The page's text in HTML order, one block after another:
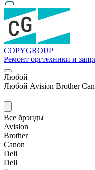
COPYGROUP
Ремонт оргтехники и
Любой
Любой Avision Brother
Все брэнды
Avision
Brother
Canon
Deli
Dell